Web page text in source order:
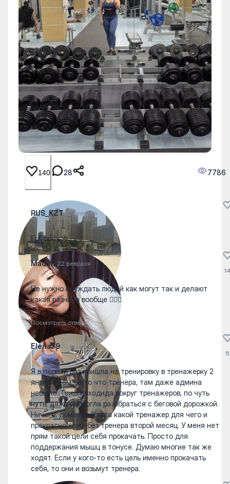
140 28 7786
RUS_KZT22 февраля
Full body
Madina22 февраля
Не нужно осуждать людей как могут так и делают
какая разница вообще 🤦🏻‍♀️
Посмотреть ответы
Elena7922 февраля
Я в первый раз пришла на тренировку в тренажерку 2
января. Там не то что тренера, там даже админа
небыло. Тоже походида вокруг тренажеров, по чуть
чуть, даже не могла разобраться с беговой дорожкой.
Ничего, дома почитала какой тренажер для чего и
прекрасно хожу без тренера второй месяц. У меня нет
прям такой цели себя прокачать. Просто для
поддержания мышц в тонусе. Думаю многие так же
ходят. Если у кого-то есть цель именно прокачать
себя, то они и возьмут тренера.
5